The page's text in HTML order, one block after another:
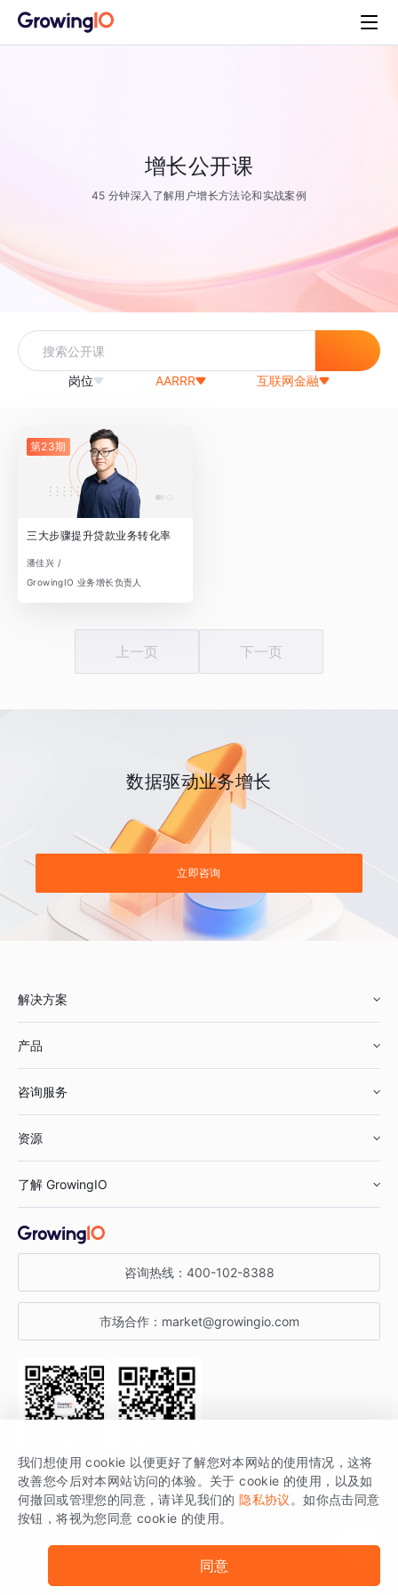
增长公开课
45 分钟深入了解用户增长方法论和实战案例
岗位 AARRR 互联网金融
第23期
三大步骤提升贷款业务转化率
潘佳兴 /
GrowingIO 业务增长负责人
上一页 下一页
数据驱动业务增长
立即咨询
解决方案
鞋服行业
汽车行业
金融行业
产品
智能运营
获客分析
咨询服务
资源
增长公开课
增长博客
开发者文档
SDK 文档
场景指南
了解 GrowingIO
关于 GrowingIO
增长大会
行业活动
咨询热线： 400-102-8388
市场合作： market@growingio.com
关注公众号 获取更多干货
GrowingIO 是专注于数据智能分析与增长的品牌，核心平台为 GrowingIO
分析云。
版权所有 © 北京易数科技有限公司
我们想使用 cookie 以便更好了解您对本网站的使用情况，这将
改善您今后对本网站访问的体验。关于 cookie 的使用，以及如
何撤回或管理您的同意，请详见我们的 隐私协议 。如你点击同意
按钮，将视为您同意 cookie 的使用。
同意